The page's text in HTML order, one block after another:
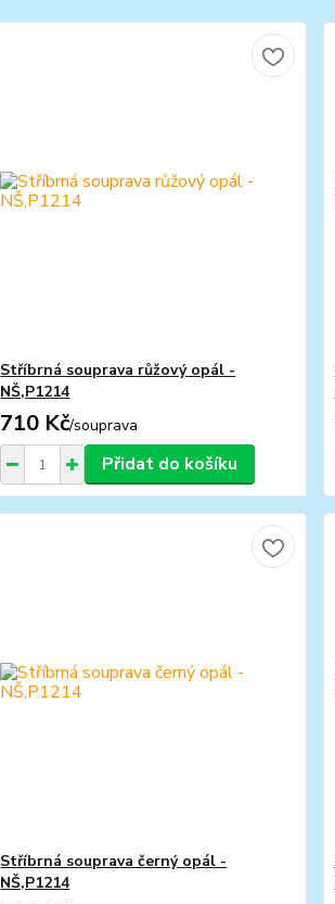
Stříbrná souprava růžový opál -
NŠ,P1214
710 Kč/souprava
Přidat do košíku
Stříbrná souprava černý opál -
NŠ,P1214